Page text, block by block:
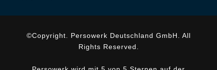
©Copyright. Persowerk Deutschland GmbH. All
Rights Reserved.